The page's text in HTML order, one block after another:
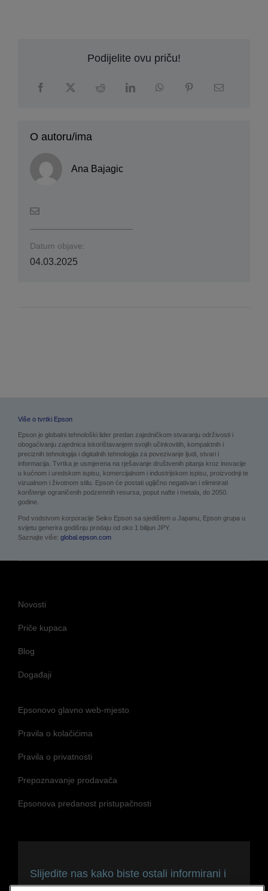
Podijelite ovu priču!
O autoru/ima
Ana Bajagic
Datum objave:
04.03.2025
Više o tvrtki Epson
Epson je globalni tehnološki lider predan zajedničkom stvaranju održivosti i
obogaćivanju zajednica iskorištavanjem svojih učinkovitih, kompaktnih i
preciznih tehnologija i digitalnih tehnologija za povezivanje ljudi, stvari i
informacija. Tvrtka je usmjerena na rješavanje društvenih pitanja kroz inovacije
u kućnom i uredskom ispisu, komercijalnom i industrijskom ispisu, proizvodnji te
vizualnom i životnom stilu. Epson će postati ugljično negativan i eliminirati
korištenje ograničenih podzemnih resursa, poput nafte i metala, do 2050.
godine.
Pod vodstvom korporacije Seiko Epson sa sjedištem u Japanu, Epson grupa u
svijetu generira godišnju prodaju od oko 1 bilijun JPY.
Saznajte više: global.epson.com
Novosti
Priče kupaca
Blog
Događaji
Epsonovo glavno web-mjesto
Pravila o kolačićima
Pravila o privatnosti
Prepoznavanje prodavača
Epsonova predanost pristupačnosti
Slijedite nas kako biste ostali informirani i